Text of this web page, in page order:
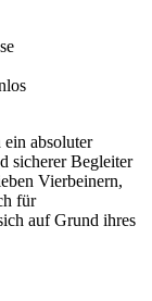
absoluter
sicherer Begleiter
Vierbeinern,
für
auf Grund ihres